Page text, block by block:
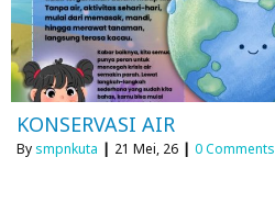
KONSERVASI AIR
By smpnkuta | 21 Mei, 26 | 0 Comments